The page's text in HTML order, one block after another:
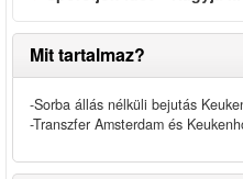
Mit tartalmaz?
-Sorba állás nélküli bejutás
-Transzfer Amsterdam és